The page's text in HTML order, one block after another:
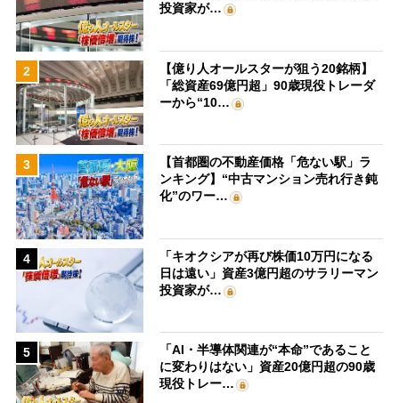
投資家が…
2
【億り人オールスターが狙う20銘柄】
「総資産69億円超」90歳現役トレーダ
ーから“10…
3
【首都圏の不動産価格「危ない駅」ラ
ンキング】“中古マンション売れ行き鈍
化”のワー…
4
「キオクシアが再び株価10万円になる
日は遠い」資産3億円超のサラリーマン
投資家が…
5
「AI・半導体関連が“本命”であること
に変わりはない」資産20億円超の90歳
現役トレー…